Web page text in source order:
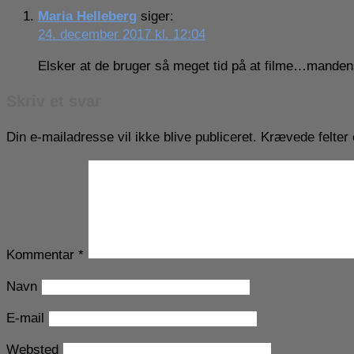
Maria Helleberg siger:
24. december 2017 kl. 12:04
Elsker at de bruger så meget tid på at
Din e-mailadresse vil ikke blive publiceret. Krævede felter
Kommentar *
Navn
E-mail
Websted